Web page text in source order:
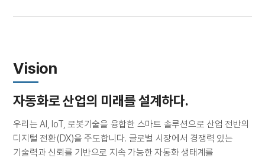
Vision
자동화로 산업의 미래를 설계하다.
우리는 AI, IoT, 로봇기술을 융합한 스마트 솔루션으로 산업 전반의
디지털 전환(DX)을 주도합니다. 글로벌 시장에서 경쟁력 있는
기술력과 신뢰를 기반으로 지속 가능한 자동화 생태계를